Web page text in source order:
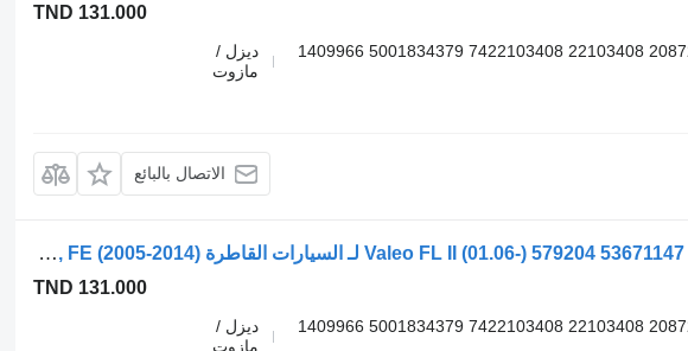
TND 131.000
579204 53671147 20872888 22103408 7422103408 5001834379 1409966
ديزل /
مازوت
الاتصال بالبائع
محرك مساحات الزجاج Valeo FL II (01.06-) 579204 53671147 لـ السيارات القاطرة Volvo FL, FE (2005-2014)
TND 131.000
579204 53671147 20872888 22103408 7422103408 5001834379 1409966
ديزل /
مازوت